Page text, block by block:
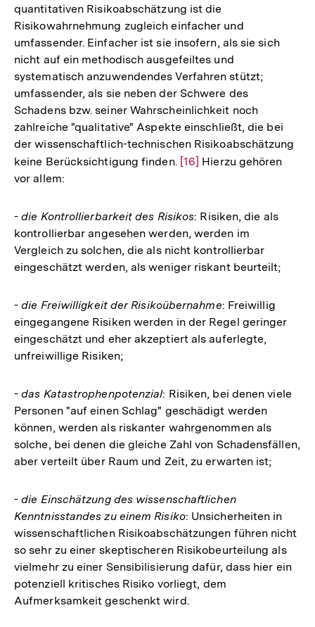
quantitativen Risikoabschätzung ist die
Risikowahrnehmung zugleich einfacher und
umfassender. Einfacher ist sie insofern, als sie sich
nicht auf ein methodisch ausgefeiltes und
systematisch anzuwendendes Verfahren stützt;
umfassender, als sie neben der Schwere des
Schadens bzw. seiner Wahrscheinlichkeit noch
zahlreiche "qualitative" Aspekte einschließt, die bei
der wissenschaftlich-technischen Risikoabschätzung
keine Berücksichtigung finden. Zur
Fußnote
[16] Hierzu gehören
vor allem:
-die Kontrollierbarkeit des Risikos: Risiken, die als
kontrollierbar angesehen werden, werden im
Vergleich zu solchen, die als nicht kontrollierbar
eingeschätzt werden, als weniger riskant beurteilt;
-die Freiwilligkeit der Risikoübernahme: Freiwillig
eingegangene Risiken werden in der Regel geringer
eingeschätzt und eher akzeptiert als auferlegte,
unfreiwillige Risiken;
-das Katastrophenpotenzial: Risiken, bei denen viele
Personen "auf einen Schlag" geschädigt werden
können, werden als riskanter wahrgenommen als
solche, bei denen die gleiche Zahl von Schadensfällen,
aber verteilt über Raum und Zeit, zu erwarten ist;
-die Einschätzung des wissenschaftlichen
Kenntnisstandes zu einem Risiko: Unsicherheiten in
wissenschaftlichen Risikoabschätzungen führen nicht
so sehr zu einer skeptischeren Risikobeurteilung als
vielmehr zu einer Sensibilisierung dafür, dass hier ein
potenziell kritisches Risiko vorliegt, dem
Aufmerksamkeit geschenkt wird.